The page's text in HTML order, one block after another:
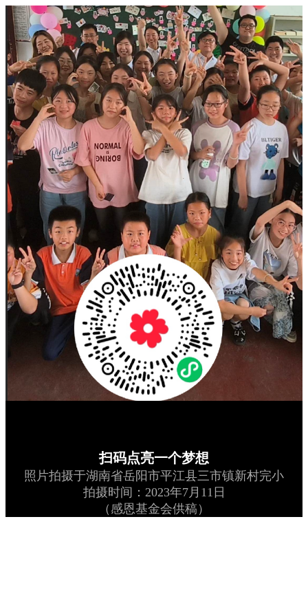
扫码点亮一个梦想
照片拍摄于湖南省岳阳市平江县三市镇新村完小
拍摄时间：2023年7月11日
（感恩基金会供稿）